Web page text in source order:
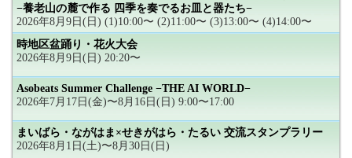
−養老山の麓で作る 四季を奏でるお皿と器たち−
2026年8月9日(日) (1)10:00〜 (2)11:00〜 (3)13:00〜 (4)14:00〜
時地区盆踊り・花火大会
2026年8月9日(日) 20:20〜
Asobeats Summer Challenge −THE AI WORLD−
2026年7月17日(金)〜8月16日(日) 9:00〜17:00
まいばら・ながはま×せきがはら・たるい 交流スタンプラリー
2026年8月1日(土)〜8月30日(日)